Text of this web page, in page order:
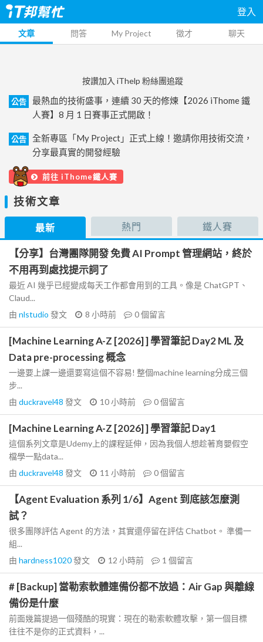
登入
文章 問答 My Project 徵才 聊天
按讚加入 iThelp 粉絲團追蹤
公告
最熱血的技術盛事，連續 30 天的修煉【2026 iThome 鐵
人賽】8 月 1 日賽事正式開啟！
公告
全新專區「My Project」正式上線！邀請你用技術交流，
分享最真實的開發經驗
前往 iThome鐵人賽
技術文章
最新 熱門 鐵人賽
【分享】台灣團隊開發 免費 AI Prompt 管理網站，終於
不用再到處找提示詞了
最近 AI 幾乎已經變成每天工作都會用到的工具。像是 ChatGPT、
Claud...
由 nlstudio 發文 8 小時前 0個留言
[Machine Learning A-Z [2026] ] 學習筆記 Day2 ML 及
Data pre-processing 概念
一邊要上課一邊還要寫這個不容易! 整個machine learning分成三個
步...
由 duckravel48 發文 10 小時前 0個留言
[Machine Learning A-Z [2026] ] 學習筆記 Day1
這個系列文章是Udemy上的課程延伸，因為我個人想趁著育嬰假空
檔學一點data...
由 duckravel48 發文 11 小時前 0個留言
【Agent Evaluation 系列 1/6】Agent 到底該怎麼測
試？
很多團隊評估 Agent 的方法，其實還停留在評估 Chatbot。 準備一
組...
由 hardness1020發文 12 小時前 1 個留言
# [Backup] 當勒索軟體連備份都不放過：Air Gap 與離線
備份是什麼
前面幾篇提過一個殘酷的現實：現在的勒索軟體攻擊，第一個目標
往往不是你的正式資料，...